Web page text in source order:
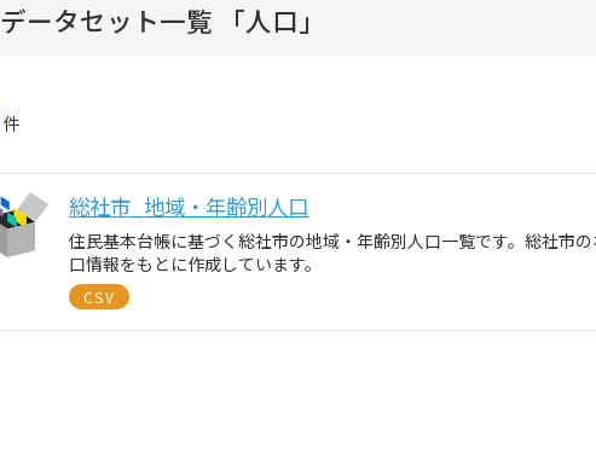
データセット一覧 「人口」
件
総社市_地域・年齢別人口
住民基本台帳に基づく総社市の地域・年齢別人口一覧です。総社市
口情報をもとに作成しています。
CSV